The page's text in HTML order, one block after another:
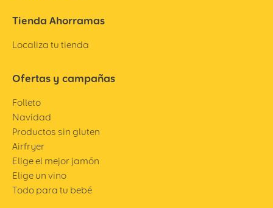
Tienda Ahorramas
Localiza tu tienda
Ofertas y campañas
Folleto
Navidad
Productos sin gluten
Airfryer
Elige el mejor jamón
Elige un vino
Todo para tu bebé